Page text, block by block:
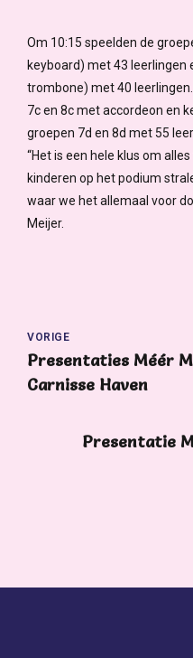
Om 10:15 speelden de
keyboard) met 43 leerlingen
trombone) met 40
7c en 8c met accordeon en
groepen 7d en 8d met 55
“Het is een hele klus om
kinderen op het podium
waar we het allemaal voor
Meijer.
VORIGE
Presentaties Méér
Carnisse Haven
Presentatie